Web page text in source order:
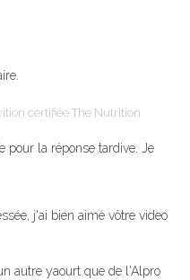
certifiée The Nutrition
pour la réponse tardive. Je
j'ai bien aimé vôtre video
autre yaourt que de l'Alpro